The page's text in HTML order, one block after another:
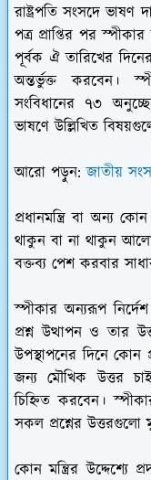
রাষ্ট্রপতি সংসদে
পত্র প্রাপ্তির পর
পূর্বক ঐ তারিখের
অন্তর্ভুক্ত করবেন।
সংবিধানের ৭৩
ভাষণে উল্লিখিত
আরো পড়ুন:জাতীয়
প্রধানমন্ত্রি বা অন্য
থাকুন বা না থাকুন
বক্তব্য পেশ করবার
স্পীকার অন্যরূপ
প্রশ্ন উত্থাপন ও তার
উপস্থাপনের দিনে কোন
জন্য মৌখিক উত্তর
চিহ্নিত করবেন।
সকল প্রশ্নের উত্তরগুলো
কোন মন্ত্রির উদ্দেশ্যে